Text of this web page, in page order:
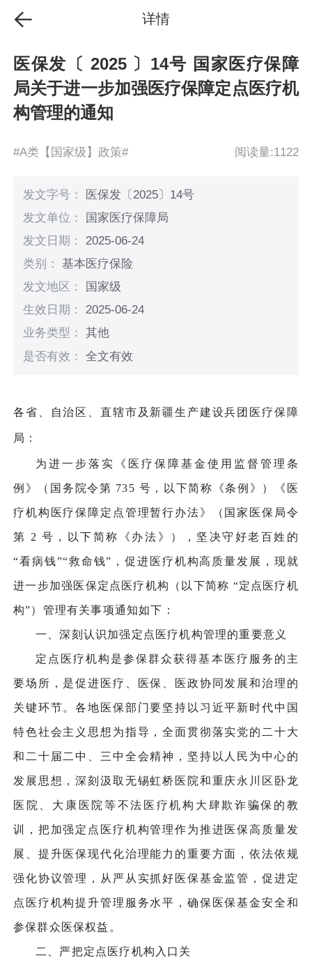
详情
医保发〔 2025 〕14号 国家医疗保障
局关于进一步加强医疗保障定点医疗机
构管理的通知
#A类【国家级】政策# 阅读量:1122
发文字号： 医保发〔2025〕14号
发文单位： 国家医疗保障局
发文日期： 2025-06-24
类别：基本医疗保险
发文地区：
国家级
生效日期： 2025-06-24
业务类型：其他
是否有效：全文有效
各省、自治区、直辖市及新疆生产建设兵团医疗保障
局：
为进一步落实《医疗保障基金使用监督管理条
例》（国务院令第 735 号，以下简称《条例》）《医
疗机构医疗保障定点管理暂行办法》（国家医保局令
第 2 号，以下简称《办法》），坚决守好老百姓的
“看病钱”“救命钱”，促进医疗机构高质量发展，现就
进一步加强医保定点医疗机构（以下简称 “定点医疗机
构”）管理有关事项通知如下：
一、深刻认识加强定点医疗机构管理的重要意义
定点医疗机构是参保群众获得基本医疗服务的主
要场所，是促进医疗、医保、医政协同发展和治理的
关键环节。各地医保部门要坚持以习近平新时代中国
特色社会主义思想为指导，全面贯彻落实党的二十大
和二十届二中、三中全会精神，坚持以人民为中心的
发展思想，深刻汲取无锡虹桥医院和重庆永川区卧龙
医院、大康医院等不法医疗机构大肆欺诈骗保的教
训，把加强定点医疗机构管理作为推进医保高质量发
展、提升医保现代化治理能力的重要方面，依法依规
强化协议管理，从严从实抓好医保基金监管，促进定
点医疗机构提升管理服务水平，确保医保基金安全和
参保群众医保权益。
二、严把定点医疗机构入口关